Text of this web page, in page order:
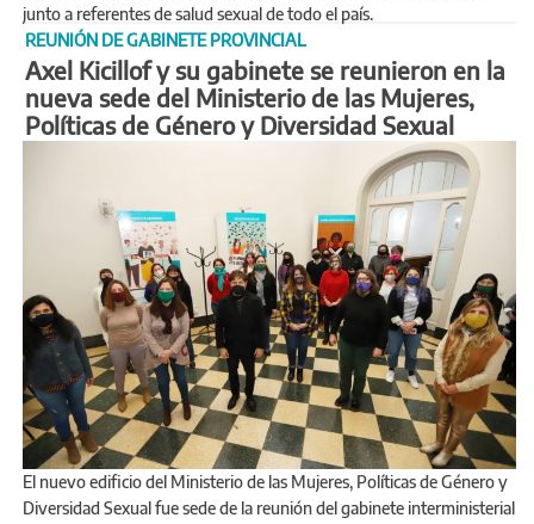
junto a referentes de salud sexual de todo el país.
REUNIÓN DE GABINETE PROVINCIAL
Axel Kicillof y su gabinete se reunieron en la
nueva sede del Ministerio de las Mujeres,
Políticas de Género y Diversidad Sexual
El nuevo edificio del Ministerio de las Mujeres, Políticas de Género y
Diversidad Sexual fue sede de la reunión del gabinete interministerial